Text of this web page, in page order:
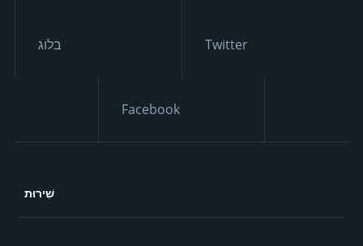
בלוג Twitter
Facebook
שִׁירוּת